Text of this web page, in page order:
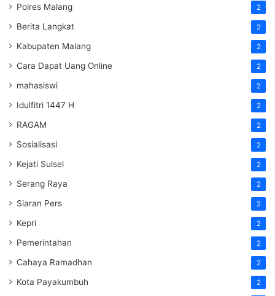
Polres Malang 2
Berita Langkat 2
Kabupaten Malang 2
Cara Dapat Uang Online 2
mahasiswi 2
Idulfitri 1447 H 2
RAGAM 2
Sosialisasi 2
Kejati Sulsel 2
Serang Raya 2
Siaran Pers 2
Kepri 2
Pemerintahan 2
Cahaya Ramadhan 2
Kota Payakumbuh 2